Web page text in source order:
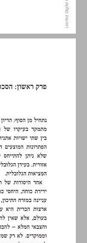
פרק ראשון: הסכסוך "שלנו" בראייה גלובלית ... 9